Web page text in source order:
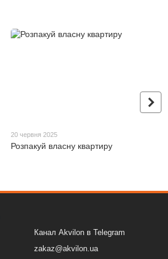
20 червня 2025
Розпакуй власну квартиру
Канал Akvilon в Telegram
zakaz@akvilon.ua